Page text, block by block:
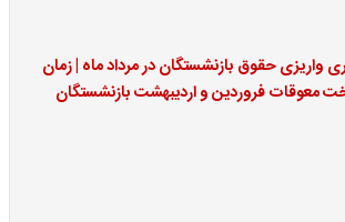
واریزی حقوق بازنشستگان در مرداد ماه | زمان
معوقات فروردین و اردیبهشت بازنشستگان